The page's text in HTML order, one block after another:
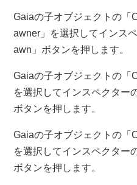
Gaiaの子オブジェクトの「
awner」を選択してインス
awn」ボタンを押します。
Gaiaの子オブジェクトの「
を選択してインスペクター
ボタンを押します。
Gaiaの子オブジェクトの「
を選択してインスペクター
ボタンを押します。